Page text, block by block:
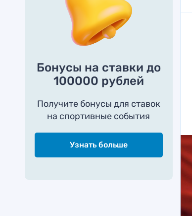
Бонусы на ставки до
100000 рублей
Получите бонусы для ставок
на спортивные события
Узнать больше